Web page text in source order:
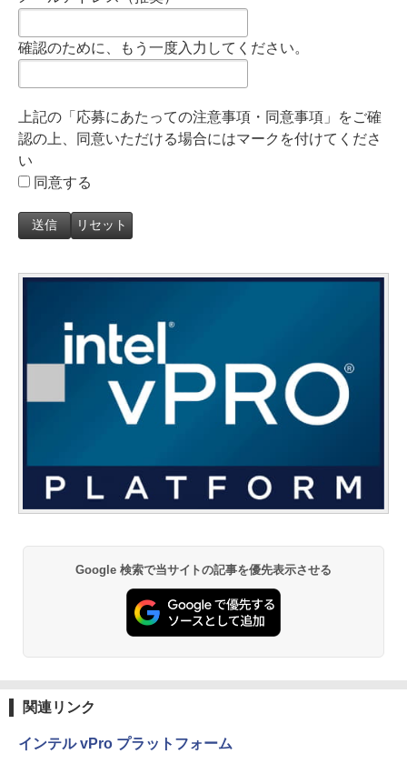
確認のために、もう一度入力してください。
上記の「応募にあたっての注意事項・同意事項」をご確
認の上、同意いただける場合にはマークを付けてくださ
い
同意する
Google 検索で当サイトの記事を優先表示させる
関連リンク
インテル vPro プラットフォーム